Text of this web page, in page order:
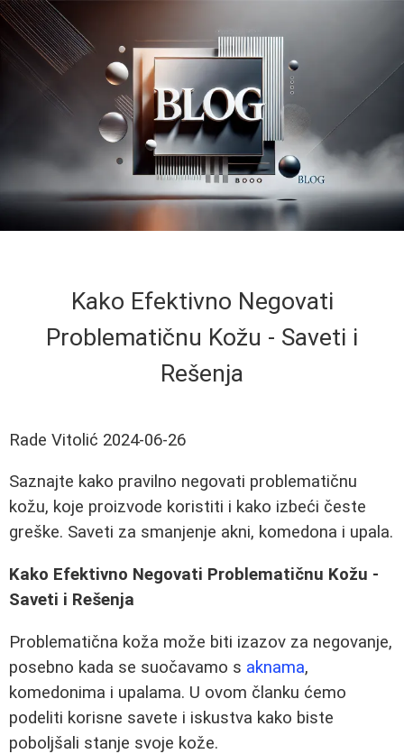
Kako Efektivno Negovati
Problematičnu Kožu - Saveti i
Rešenja
Rade Vitolić 2024-06-26
Saznajte kako pravilno negovati problematičnu
kožu, koje proizvode koristiti i kako izbeći česte
greške. Saveti za smanjenje akni, komedona i upala.
Kako Efektivno Negovati Problematičnu Kožu -
Saveti i Rešenja
Problematična koža može biti izazov za negovanje,
posebno kada se suočavamo s aknama,
komedonima i upalama. U ovom članku ćemo
podeliti korisne savete i iskustva kako biste
poboljšali stanje svoje kože.